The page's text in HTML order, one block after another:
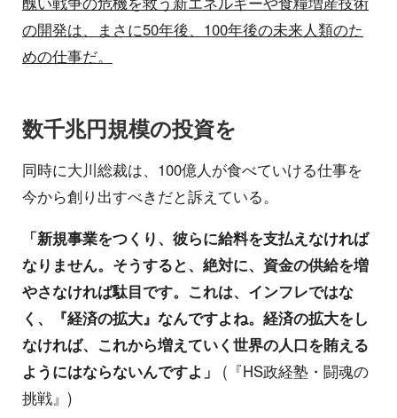
の開発は、まさに50年後、100年後の未来人類のた
めの仕事だ。
数千兆円規模の投資を
同時に大川総裁は、100億人が食べていける仕事を
今から創り出すべきだと訴えている。
「新規事業をつくり、彼らに給料を支払えなければ
なりません。そうすると、絶対に、資金の供給を増
やさなければ駄目です。これは、インフレではな
く、『経済の拡大』なんですよね。経済の拡大をし
なければ、これから増えていく世界の人口を賄える
ようにはならないんですよ」
(『HS政経塾・闘魂の
挑戦』)